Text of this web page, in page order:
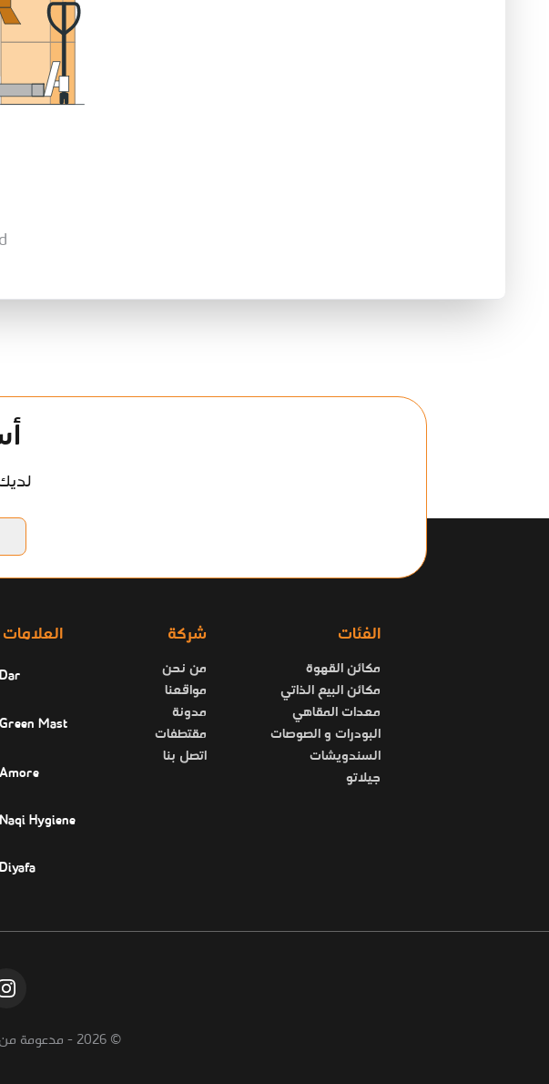
الفئات
مكائن القهوة
مكائن البيع الذاتي
معدات المقاهي
البودرات و الصوصات
السندويشات
جيلاتو
شركة
من نحن
مواقعنا
مدونة
مقتطفات
اتصل بنا
العلامات
Dar
Green Mast
Amore
Naqi Hygiene
Diyafa
©
2026
-مدعومة من